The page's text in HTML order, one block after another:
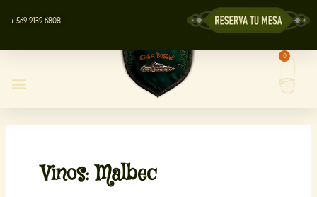
contenido
+ 569 9139 6808
0
Vinos: Malbec
por: